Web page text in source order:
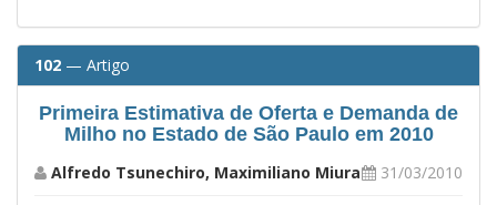
102 — Artigo
Primeira Estimativa de Oferta e Demanda de
Milho no Estado de São Paulo em 2010
Alfredo Tsunechiro, Maximiliano Miura 31/03/2010